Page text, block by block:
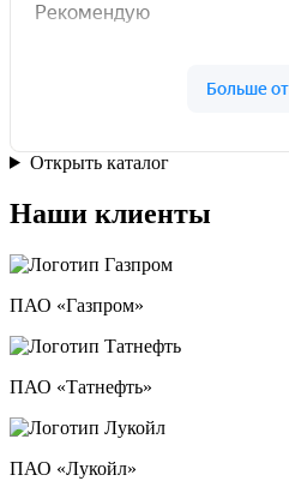
Открыть каталог
Наши клиенты
ПАО «Газпром»
ПАО «Татнефть»
ПАО «Лукойл»